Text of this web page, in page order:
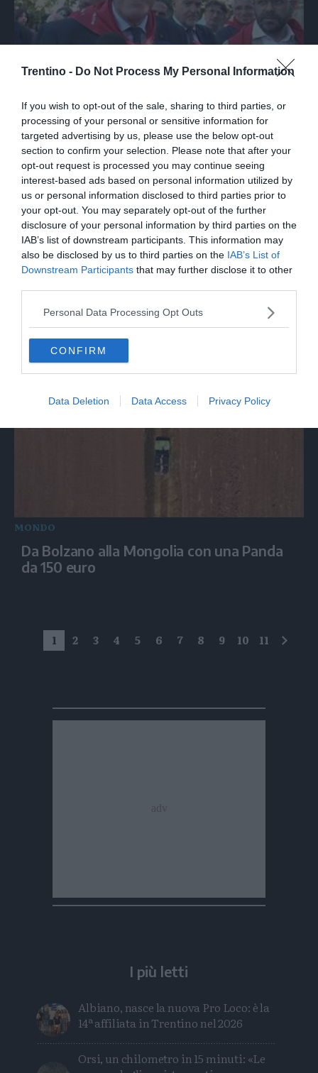
Trentino - Do Not Process My Personal Information
If you wish to opt-out of the sale, sharing to third parties, or
processing of your personal or sensitive information for
targeted advertising by us, please use the below opt-out
section to confirm your selection. Please note that after your
opt-out request is processed you may continue seeing
interest-based ads based on personal information utilized by
us or personal information disclosed to third parties prior to
your opt-out. You may separately opt-out of the further
disclosure of your personal information by third parties on the
IAB’s list of downstream participants. This information may
also be disclosed by us to third parties on the IAB’s List of
Downstream Participants that may further disclose it to other
Personal Data Processing Opt Outs
CONFIRM
Data Deletion Data Access Privacy Policy
Landini: “Fidanza ha preso colpo di sole,
Cgil non si gira mai dall'altra parte”
Ultimo saluto a Guccini tra applausi e
commozione a Pavana
MONDO
Da Bolzano alla Mongolia con una Panda
da 150 euro
1 2 3 4 5 6 7 8 9 10 11
I più letti
Albiano, nasce la nuova Pro Loco: è la
14ª affiliata in Trentino nel 2026
Orsi, un chilometro in 15 minuti: «Le